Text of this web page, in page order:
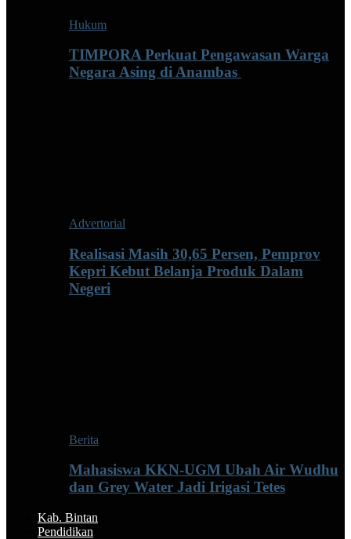
Hukum
TIMPORA Perkuat Pengawasan Warga
Negara Asing di Anambas ‎
Advertorial
Realisasi Masih 30,65 Persen, Pemprov
Kepri Kebut Belanja Produk Dalam
Negeri
Berita
Mahasiswa KKN-UGM Ubah Air Wudhu
dan Grey Water Jadi Irigasi Tetes
Kab. Bintan
Pendidikan